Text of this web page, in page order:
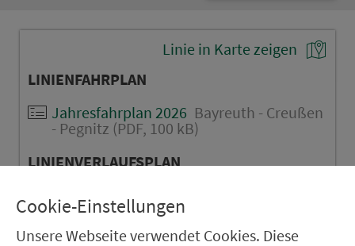
Linie in Karte zeigen
LINIENFAHRPLAN
Jahresfahrplan 2026 Bayreuth - Creußen
- Pegnitz (PDF, 100 kB)
LINIENVERLAUFSPLAN
Jahresfahrplan 2026
- Pegnitz (PDF, ca. 2 MB)
Cookie-Einstellungen
Unsere Webseite verwendet Cookies. Diese